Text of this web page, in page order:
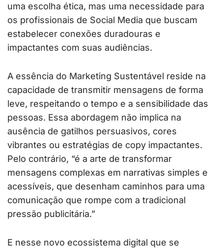
uma escolha ética, mas uma necessidade para
os profissionais de Social Media que buscam
estabelecer conexões duradouras e
impactantes com suas audiências.
A essência do Marketing Sustentável reside na
capacidade de transmitir mensagens de forma
leve, respeitando o tempo e a sensibilidade das
pessoas. Essa abordagem não implica na
ausência de gatilhos persuasivos, cores
vibrantes ou estratégias de copy impactantes.
Pelo contrário, “é a arte de transformar
mensagens complexas em narrativas simples e
acessíveis, que desenham caminhos para uma
comunicação que rompe com a tradicional
pressão publicitária.”
E nesse novo ecossistema digital que se